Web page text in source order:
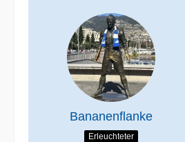
Bananenflanke
Erleuchteter